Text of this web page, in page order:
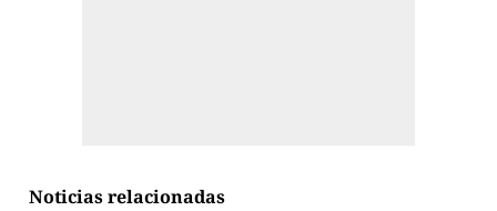
Noticias relacionadas